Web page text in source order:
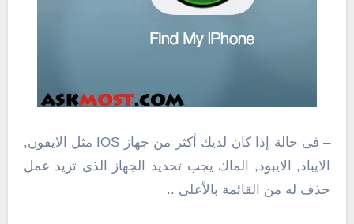
– فى حالة إذا كان لديك أكثر من جهاز IOS مثل الايفون,
الايباد, الايبود, الماك يجب تحديد الجهاز الذى تريد عمل
حذف له من القائمة بالأعلى ..